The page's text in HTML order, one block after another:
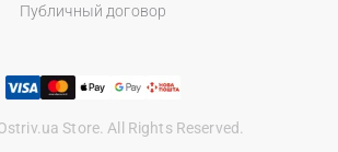
Публичный договор
Store. All Rights Reserved.